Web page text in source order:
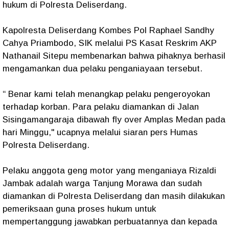
hukum di Polresta Deliserdang.
Kapolresta Deliserdang Kombes Pol Raphael Sandhy
Cahya Priambodo, SIK melalui PS Kasat Reskrim AKP
Nathanail Sitepu membenarkan bahwa pihaknya berhasil
mengamankan dua pelaku penganiayaan tersebut.
“ Benar kami telah menangkap pelaku pengeroyokan
terhadap korban. Para pelaku diamankan di Jalan
Sisingamangaraja dibawah fly over Amplas Medan pada
hari Minggu," ucapnya melalui siaran pers Humas
Polresta Deliserdang.
Pelaku anggota geng motor yang menganiaya Rizaldi
Jambak adalah warga Tanjung Morawa dan sudah
diamankan di Polresta Deliserdang dan masih dilakukan
pemeriksaan guna proses hukum untuk
mempertanggung jawabkan perbuatannya dan kepada